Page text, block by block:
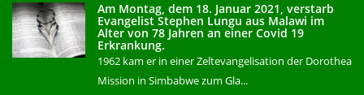
Am Montag, dem 18. Januar 2021, verstarb
Evangelist Stephen Lungu aus Malawi im
Alter von 78 Jahren an einer Covid 19
Erkrankung.
1962 kam er in einer Zeltevangelisation der Dorothea
Mission in Simbabwe zum Gla...